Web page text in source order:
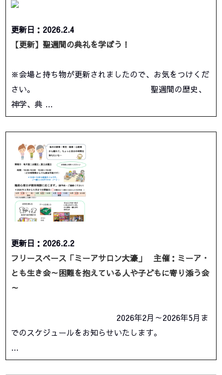
更新日：2026.2.4
【更新】聖週間の典礼を学ぼう！
※会場と持ち物が更新されましたので、お気をつけくだ
さい。 聖週間の歴史、
神学、典 …
更新日：2026.2.2
フリースペース「ミーアサロン大濠」 主催：ミーア・
とも生き会～困難を抱えている人や子どもに寄り添う会
～
2026年2月～2026年5月ま
でのスケジュールをお知らせいたします。
…